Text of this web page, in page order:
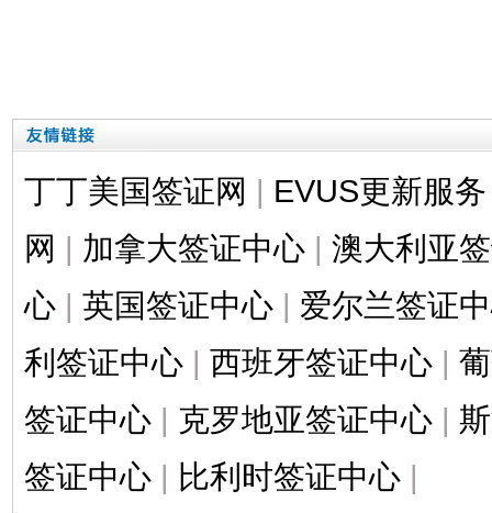
丁丁美国签证网 | EVUS更新服务
网 | 加拿大签证中心 | 澳大利亚
心 | 英国签证中心 | 爱尔兰签证
利签证中心 | 西班牙签证中心 |
签证中心 | 克罗地亚签证中心 |
签证中心 | 比利时签证中心 |